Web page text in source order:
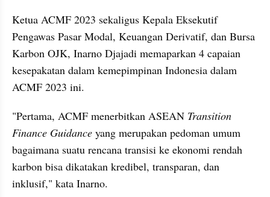
Ketua ACMF 2023 sekaligus Kepala Eksekutif
Pengawas Pasar Modal, Keuangan Derivatif, dan Bursa
Karbon OJK, Inarno Djajadi memaparkan 4 capaian
kesepakatan dalam kemepimpinan Indonesia dalam
ACMF 2023 ini.
"Pertama, ACMF menerbitkan ASEAN Transition
Finance Guidance yang merupakan pedoman umum
bagaimana suatu rencana transisi ke ekonomi rendah
karbon bisa dikatakan kredibel, transparan, dan
inklusif," kata Inarno.